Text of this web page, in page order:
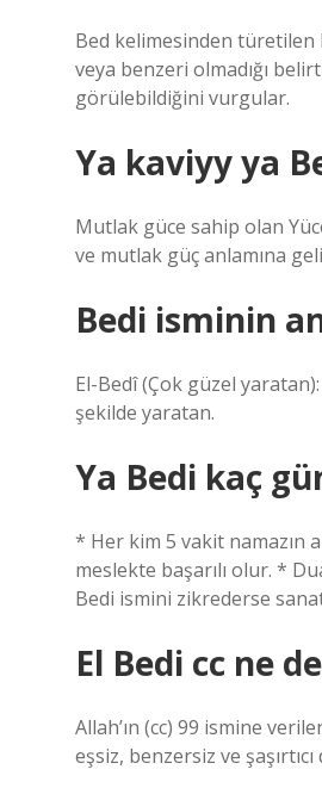
Bed kelimesinden türetilen
veya benzeri olmadığı
görülebildiğini vurgular.
Ya kaviyy ya
Mutlak güce sahip olan
ve mutlak güç anlamına
Bedi isminin
El-Bedî (Çok güzel
şekilde yaratan.
Ya Bedi kaç
* Her kim 5 vakit namazın
meslekte başarılı olur. *
Bedi ismini zikrederse
El Bedi cc ne
Allah’ın (cc) 99 ismine
eşsiz, benzersiz ve